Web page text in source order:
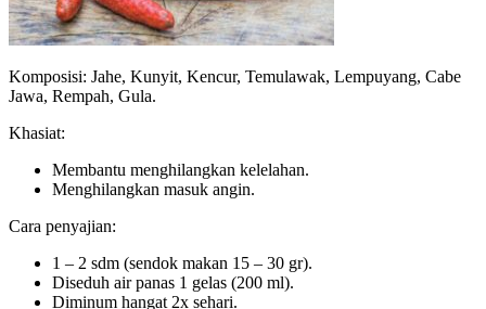
Komposisi: Jahe, Kunyit, Kencur, Temulawak, Lempuyang, Cabe
Jawa, Rempah, Gula.
Khasiat:
Membantu menghilangkan kelelahan.
Menghilangkan masuk angin.
Cara penyajian:
1 – 2 sdm (sendok makan 15 – 30 gr).
Diseduh air panas 1 gelas (200 ml).
Diminum hangat 2x sehari.